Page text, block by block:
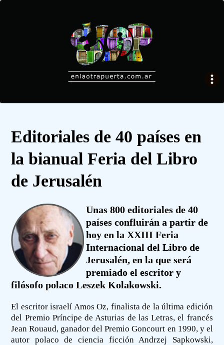
Editoriales de 40 países en
la bianual Feria del Libro
de Jerusalén
Unas 800 editoriales de 40
países confluirán a partir de
hoy en la XXIII Feria
Internacional del Libro de
Jerusalén, en la que será
premiado el escritor y
filósofo polaco Leszek Kolakowski.
El escritor israelí Amos Oz, finalista de la última edición
del Premio Príncipe de Asturias de las Letras, el francés
Jean Rouaud, ganador del Premio Goncourt en 1990, y el
autor polaco de ciencia ficción Andrzej Sapkowski,